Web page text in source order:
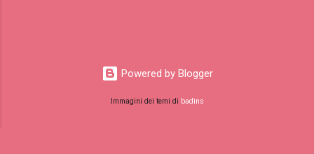
Powered by Blogger
Immagini dei temi di badins